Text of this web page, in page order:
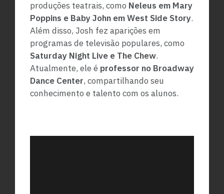
produções teatrais, como Neleus em Mary
Poppins e Baby John em West Side Story.
Além disso, Josh fez aparições em
programas de televisão populares, como
Saturday Night Live e The Chew.
Atualmente, ele é professor no Broadway
Dance Center, compartilhando seu
conhecimento e talento com os alunos.